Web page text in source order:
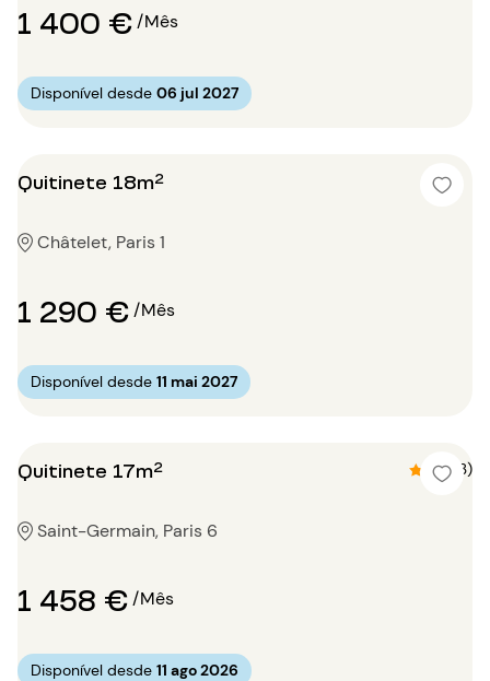
1 400 €/Mês
Disponível desde 06 jul 2027
Quitinete 18m²
Châtelet, Paris 1
1 290 €/Mês
Disponível desde 11 mai 2027
Quitinete 17m² 4.7 (3)
Saint-Germain, Paris 6
1 458 €/Mês
Disponível desde 11 ago 2026